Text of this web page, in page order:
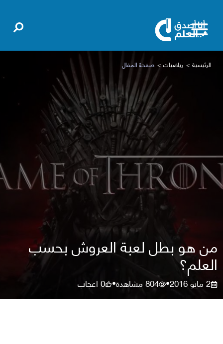
الرئيسية رياضيات صفحة المقال
من هو بطل لعبة العروش بحسب
العلم؟
2 مايو 2016 •
804مشاهدة•
0اعجاب